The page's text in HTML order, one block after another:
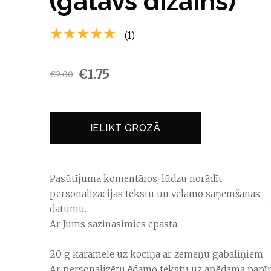
★★★★★ (1)
€2.00 €1.75
IELIKT GROZĀ
Pasūtījuma komentāros, lūdzu norādīt
personalizācijas tekstu un vēlamo saņemšanas
datumu.
Ar Jums sazināsimies epastā.
20 g karamele uz kociņa ar zemeņu gabaliņiem